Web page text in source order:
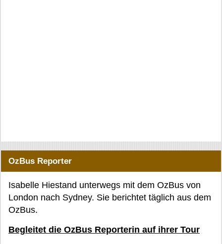
OzBus Reporter
Isabelle Hiestand unterwegs mit dem OzBus von
London nach Sydney. Sie berichtet täglich aus dem
OzBus.
Begleitet die OzBus Reporterin auf ihrer Tour